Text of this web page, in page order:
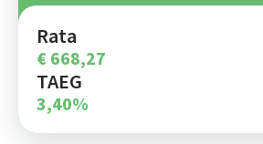
Rata
€ 668,27
TAEG
3,40%